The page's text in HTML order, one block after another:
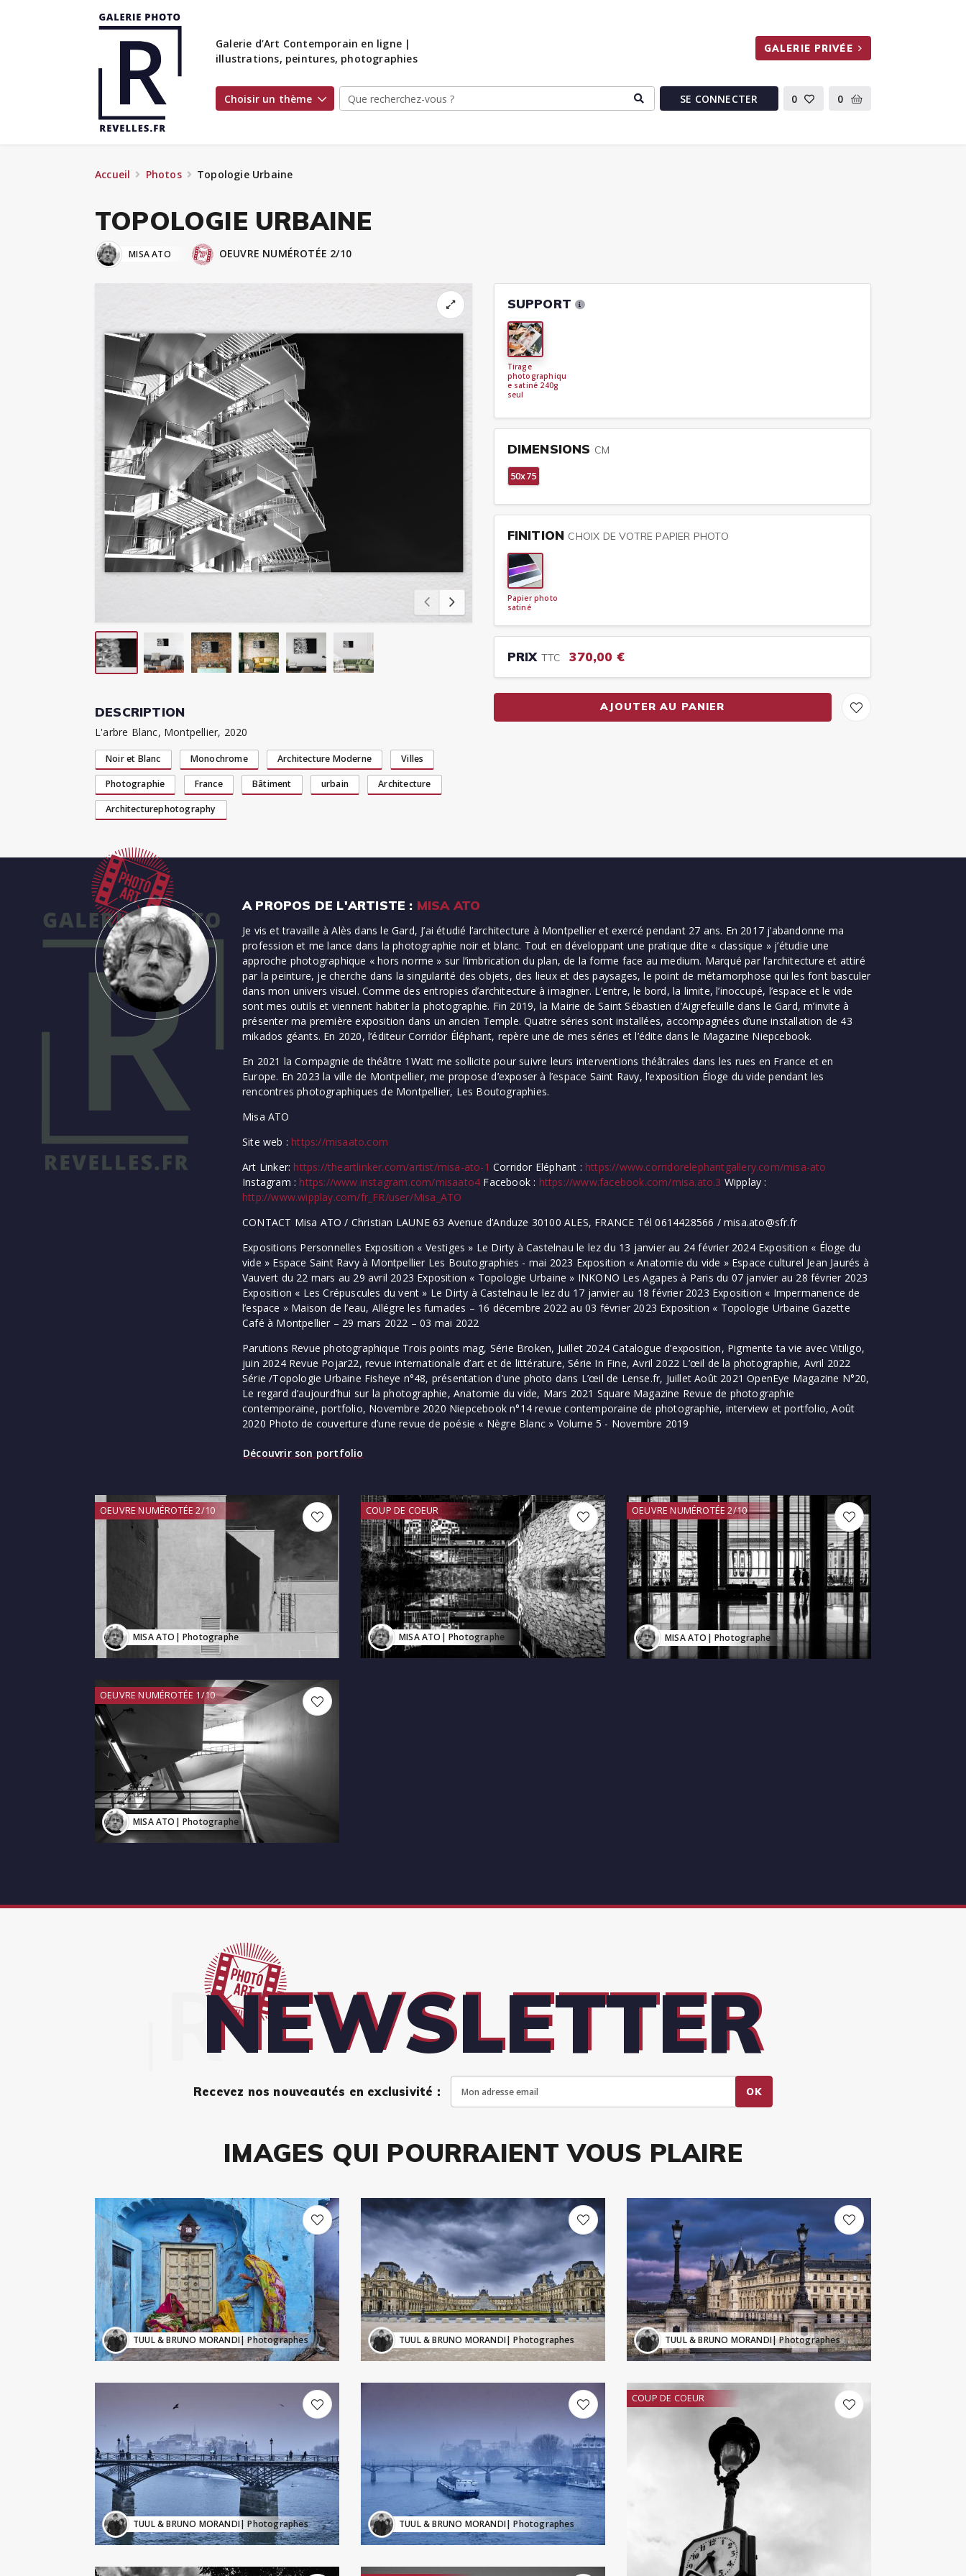
Galerie d’Art Contemporain en ligne |
illustrations, peintures, photographies
GALERIE PRIVÉE
Choisir un thème SE CONNECTER 0 0
Accueil Photos Topologie Urbaine
TOPOLOGIE URBAINE
MISA ATO OEUVRE NUMÉROTÉE 2/10
DESCRIPTION
L'arbre Blanc, Montpellier, 2020
Noir et Blanc Monochrome Architecture Moderne Villes
Photographie France Bâtiment urbain Architecture
Architecturephotography
SUPPORT
Tirage
photographiqu
e satiné 240g
seul
DIMENSIONS CM
50x75
FINITION CHOIX DE VOTRE PAPIER PHOTO
Papier photo
satiné
PRIX TTC 370,00 €
AJOUTER AU PANIER
A PROPOS DE L'ARTISTE : MISA ATO
Je vis et travaille à Alès dans le Gard, J’ai étudié l’architecture à Montpellier et exercé pendant 27 ans. En 2017 j’abandonne ma
profession et me lance dans la photographie noir et blanc. Tout en développant une pratique dite « classique » j’étudie une
approche photographique « hors norme » sur l’imbrication du plan, de la forme face au medium. Marqué par l’architecture et attiré
par la peinture, je cherche dans la singularité des objets, des lieux et des paysages, le point de métamorphose qui les font basculer
dans mon univers visuel. Comme des entropies d’architecture à imaginer. L’entre, le bord, la limite, l’inoccupé, l’espace et le vide
sont mes outils et viennent habiter la photographie. Fin 2019, la Mairie de Saint Sébastien d’Aigrefeuille dans le Gard, m’invite à
présenter ma première exposition dans un ancien Temple. Quatre séries sont installées, accompagnées d’une installation de 43
mikados géants. En 2020, l’éditeur Corridor Éléphant, repère une de mes séries et l’édite dans le Magazine Niepcebook.
En 2021 la Compagnie de théâtre 1Watt me sollicite pour suivre leurs interventions théâtrales dans les rues en France et en
Europe. En 2023 la ville de Montpellier, me propose d’exposer à l’espace Saint Ravy, l’exposition Éloge du vide pendant les
rencontres photographiques de Montpellier, Les Boutographies.
Misa ATO
Site web : https://misaato.com
Art Linker: https://theartlinker.com/artist/misa-ato-1 Corridor Eléphant : https://www.corridorelephantgallery.com/misa-ato
Instagram : https://www.instagram.com/misaato4 Facebook : https://www.facebook.com/misa.ato.3 Wipplay :
http://www.wipplay.com/fr_FR/user/Misa_ATO
CONTACT Misa ATO / Christian LAUNE 63 Avenue d’Anduze 30100 ALES, FRANCE Tél 0614428566 / misa.ato@sfr.fr
Expositions Personnelles Exposition « Vestiges » Le Dirty à Castelnau le lez du 13 janvier au 24 février 2024 Exposition « Éloge du
vide » Espace Saint Ravy à Montpellier Les Boutographies - mai 2023 Exposition « Anatomie du vide » Espace culturel Jean Jaurés à
Vauvert du 22 mars au 29 avril 2023 Exposition « Topologie Urbaine » INKONO Les Agapes à Paris du 07 janvier au 28 février 2023
Exposition « Les Crépuscules du vent » Le Dirty à Castelnau le lez du 17 janvier au 18 février 2023 Exposition « Impermanence de
l’espace » Maison de l’eau, Allégre les fumades – 16 décembre 2022 au 03 février 2023 Exposition « Topologie Urbaine Gazette
Café à Montpellier – 29 mars 2022 – 03 mai 2022
Parutions Revue photographique Trois points mag, Série Broken, Juillet 2024 Catalogue d’exposition, Pigmente ta vie avec Vitiligo,
juin 2024 Revue Pojar22, revue internationale d’art et de littérature, Série In Fine, Avril 2022 L’œil de la photographie, Avril 2022
Série /Topologie Urbaine Fisheye n°48, présentation d’une photo dans L’œil de Lense.fr, Juillet Août 2021 OpenEye Magazine N°20,
Le regard d’aujourd’hui sur la photographie, Anatomie du vide, Mars 2021 Square Magazine Revue de photographie
contemporaine, portfolio, Novembre 2020 Niepcebook n°14 revue contemporaine de photographie, interview et portfolio, Août
2020 Photo de couverture d’une revue de poésie « Nègre Blanc » Volume 5 - Novembre 2019
Découvrir son portfolio
OEUVRE NUMÉROTÉE 2/10
MISA ATO | Photographe
OEUVRE NUMÉROTÉE 1/10
MISA ATO | Photographe
COUP DE COEUR
MISA ATO | Photographe
OEUVRE NUMÉROTÉE 2/10
MISA ATO | Photographe
NEWSLETTER
Recevez nos nouveautés en exclusivité : OK
IMAGES QUI POURRAIENT VOUS PLAIRE
TUUL & BRUNO MORANDI| Photographes
TUUL & BRUNO MORANDI| Photographes
TUUL & BRUNO MORANDI| Photographes
TUUL & BRUNO MORANDI| Photographes
TUUL & BRUNO MORANDI| Photographes
COUP DE COEUR